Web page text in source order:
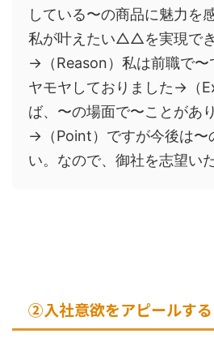
している〜の商品に魅力を
私が叶えたい△△を実現で
→（Reason）私は前職で〜
ヤモヤしておりました→（
ば、〜の場面で〜ことがあ
→（Point）ですが今後は〜
い。なので、御社を志望い
②入社意欲をアピールす